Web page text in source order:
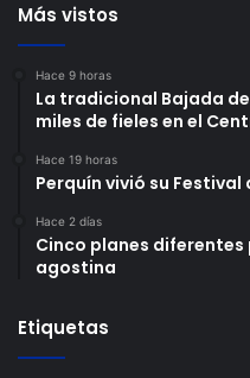
Más vistos
Hace 9 horas
La tradicional Bajada
miles de fieles en el
Hace 19 horas
Perquín vivió su Festival
Hace 2 días
Cinco planes
agostina
Etiquetas